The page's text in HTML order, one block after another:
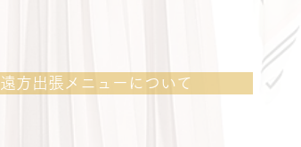
遠方出張メニューについて